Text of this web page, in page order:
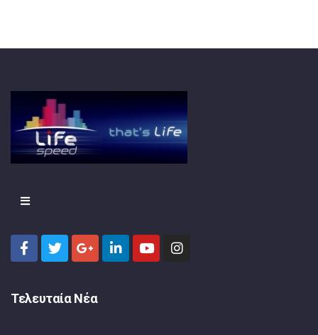
Τελευταία Νέα